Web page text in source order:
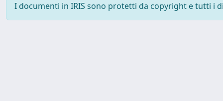
I documenti in IRIS sono protetti da copyright e tutti i